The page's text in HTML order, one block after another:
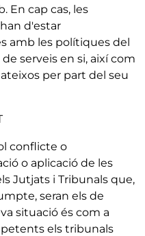
En cap cas, les
d'estar
amb les polítiques del
serveis en si, així com
per part del seu
conflicte o
o aplicació de les
Jutjats i Tribunals que,
seran els de
situació és com a
els tribunals